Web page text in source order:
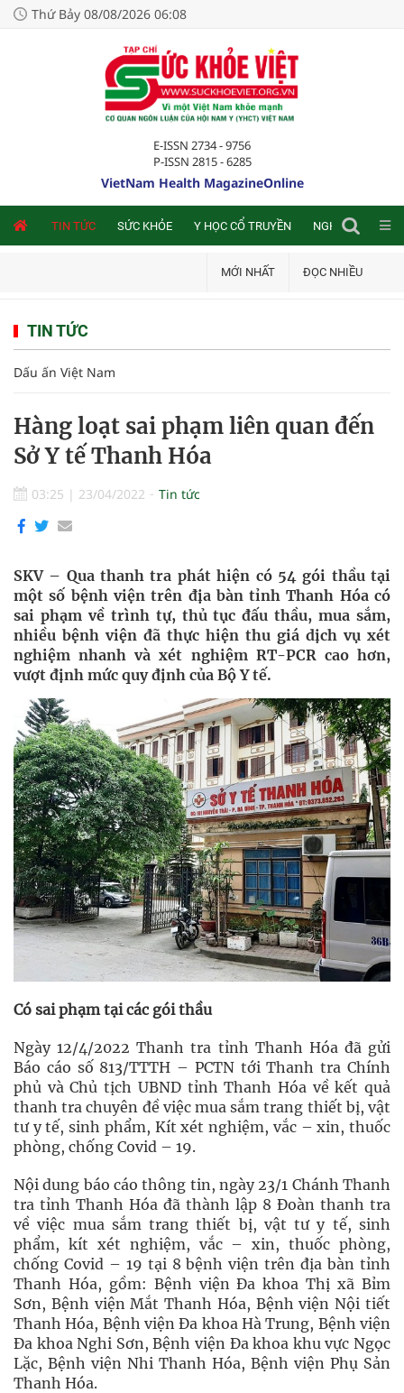
Thứ Bảy 08/08/2026 06:08
E-ISSN 2734 - 9756
P-ISSN 2815 - 6285
VietNam Health MagazineOnline
TIN TỨC SỨC KHỎE Y HỌC CỔ TRUYỀN NGHIÊN CỨU
MỚI NHẤT ĐỌC NHIỀU
TIN TỨC
Dấu ấn Việt Nam
Hàng loạt sai phạm liên quan đến
Sở Y tế Thanh Hóa
03:25 | 23/04/2022 Tin tức
SKV – Qua thanh tra phát hiện có 54 gói thầu tại
một số bệnh viện trên địa bàn tỉnh Thanh Hóa có
sai phạm về trình tự, thủ tục đấu thầu, mua sắm,
nhiều bệnh viện đã thực hiện thu giá dịch vụ xét
nghiệm nhanh và xét nghiệm RT-PCR cao hơn,
vượt định mức quy định của Bộ Y tế.
Có sai phạm tại các gói thầu
Ngày 12/4/2022 Thanh tra tỉnh Thanh Hóa đã gửi
Báo cáo số 813/TTTH – PCTN tới Thanh tra Chính
phủ và Chủ tịch UBND tỉnh Thanh Hóa về kết quả
thanh tra chuyên đề việc mua sắm trang thiết bị, vật
tư y tế, sinh phẩm, Kít xét nghiệm, vắc – xin, thuốc
phòng, chống Covid – 19.
Nội dung báo cáo thông tin, ngày 23/1 Chánh Thanh
tra tỉnh Thanh Hóa đã thành lập 8 Đoàn thanh tra
về việc mua sắm trang thiết bị, vật tư y tế, sinh
phẩm, kít xét nghiệm, vắc – xin, thuốc phòng,
chống Covid – 19 tại 8 bệnh viện trên địa bàn tỉnh
Thanh Hóa, gồm: Bệnh viện Đa khoa Thị xã Bỉm
Sơn, Bệnh viện Mắt Thanh Hóa, Bệnh viện Nội tiết
Thanh Hóa, Bệnh viện Đa khoa Hà Trung, Bệnh viện
Đa khoa Nghi Sơn, Bệnh viện Đa khoa khu vực Ngọc
Lặc, Bệnh viện Nhi Thanh Hóa, Bệnh viện Phụ Sản
Thanh Hóa.